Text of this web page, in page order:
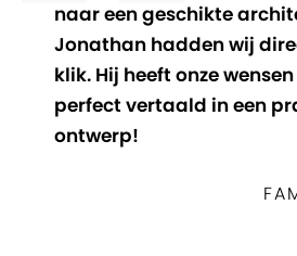
naar een geschikte
Jonathan hadden wij
klik. Hij heeft onze
perfect vertaald in een
ontwerp!